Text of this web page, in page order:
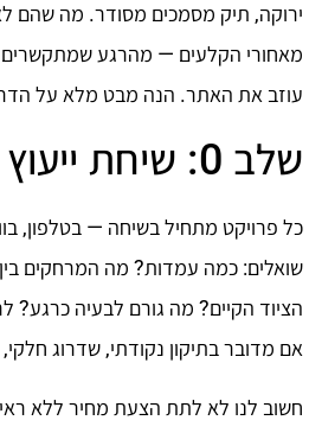
ירוקה, תיק מסמכים מסודר. מה שהם
מאחורי הקלעים — מהרגע שמתקשרים
עוזב את האתר. הנה מבט מלא על
שלב 0: שיחת ייעוץ ראשונית
כל פרויקט מתחיל בשיחה — בטלפון,
שואלים: כמה עמדות? מה המרחקים
הציוד הקיים? מה גורם לבעיה כרגע?
אם מדובר בתיקון נקודתי, שדרוג
חשוב לנו לא לתת הצעת מחיר ללא